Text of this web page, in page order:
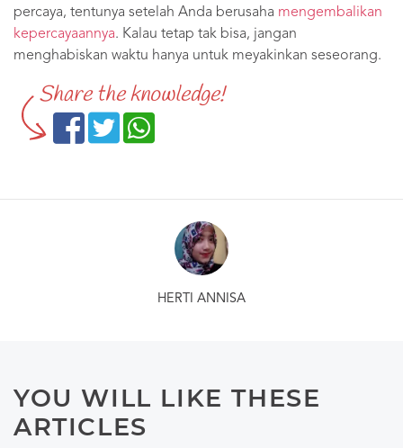
percaya, tentunya setelah Anda berusaha mengembalikan
kepercayaannya. Kalau tetap tak bisa, jangan
menghabiskan waktu hanya untuk meyakinkan seseorang.
Share the knowledge!
HERTI ANNISA
YOU WILL LIKE THESE
ARTICLES